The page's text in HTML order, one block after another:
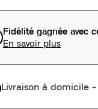
Fidélité gagnée avec
En savoir plus
Livraison à domicile-